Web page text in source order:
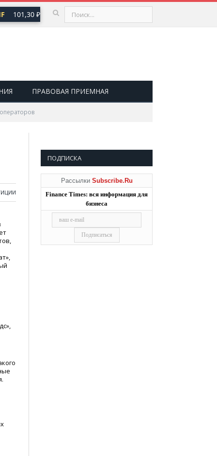
101,30 ₽ ▲ 0,64 USD 82,17 ₽
ПРАВОВАЯ ПРИЕМНАЯ
ПОДПИСКА
Рассылки Subscribe.Ru
Finance Times: вся информация для
бизнеса